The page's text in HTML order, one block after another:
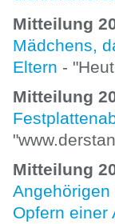
Mitteilung
Mädchens,
Eltern -
Mitteilung
Mitteilung
Opfern einer